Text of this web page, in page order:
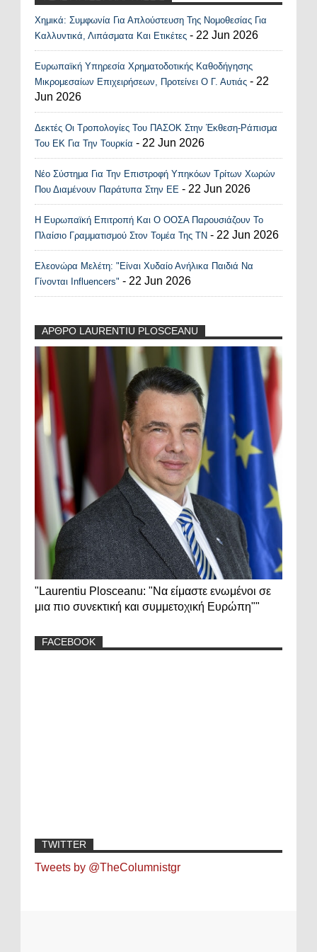
Recent Posts Widget
Χημικά: Συμφωνία Για Απλούστευση Της Νομοθεσίας Για
Καλλυντικά, Λιπάσματα Και Ετικέτες - 22 Jun 2026
Ευρωπαϊκή Υπηρεσία Χρηματοδοτικής Καθοδήγησης
Μικρομεσαίων Επιχειρήσεων, Προτείνει Ο Γ. Αυτιάς - 22
Jun 2026
Δεκτές Οι Τροπολογίες Του ΠΑΣΟΚ Στην Έκθεση-Ράπισμα
Του ΕΚ Για Την Τουρκία - 22 Jun 2026
Νέο Σύστημα Για Την Επιστροφή Υπηκόων Τρίτων Χωρών
Που Διαμένουν Παράτυπα Στην ΕΕ - 22 Jun 2026
Η Ευρωπαϊκή Επιτροπή Και Ο ΟΟΣΑ Παρουσιάζουν Το
Πλαίσιο Γραμματισμού Στον Τομέα Της ΤΝ - 22 Jun 2026
Ελεονώρα Μελέτη: "Είναι Χυδαίο Ανήλικα Παιδιά Να
Γίνονται Influencers" - 22 Jun 2026
ΑΡΘΡΟ LAURENTIU PLOSCEANU
"Laurentiu Plosceanu: "Να είμαστε ενωμένοι σε
μια πιο συνεκτική και συμμετοχική Ευρώπη""
FACEBOOK
TWITTER
Tweets by @TheColumnistgr